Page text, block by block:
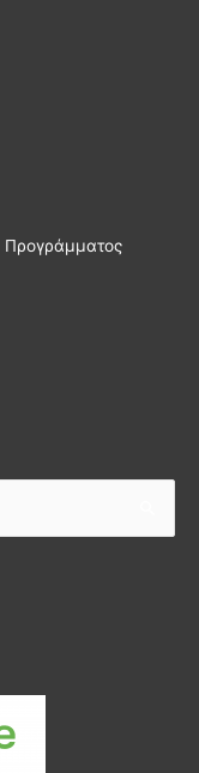
Προγράμματος